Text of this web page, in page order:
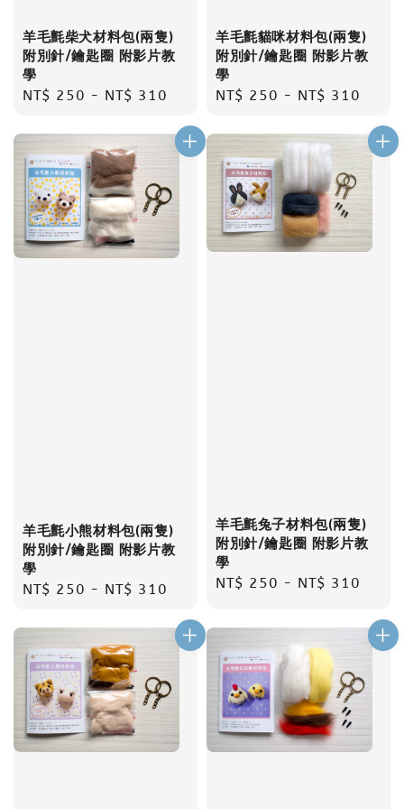
羊毛氈柴犬材料包(兩隻)
附別針/鑰匙圈 附影片教
學
Regular
NT$ 250 - NT$ 310
羊毛氈貓咪材料包(兩隻)
附別針/鑰匙圈 附影片教
學
Regular
NT$ 250 - NT$ 310
羊毛氈小熊材料包(兩隻)
附別針/鑰匙圈 附影片教
學
Regular
NT$ 250 - NT$ 310
羊毛氈兔子材料包(兩隻)
附別針/鑰匙圈 附影片教
學
Regular
NT$ 250 - NT$ 310